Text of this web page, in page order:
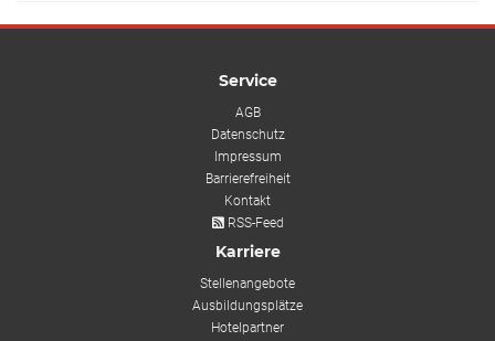
Service
AGB
Datenschutz
Impressum
Barrierefreiheit
Kontakt
RSS-Feed
Karriere
Stellenangebote
Ausbildungsplätze
Hotelpartner